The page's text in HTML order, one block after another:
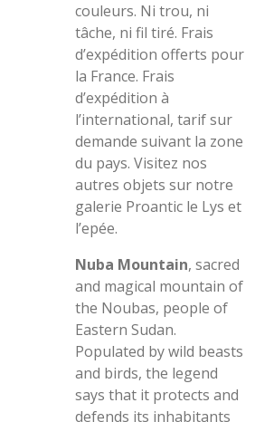
couleurs. Ni trou, ni
tâche, ni fil tiré. Frais
d’expédition offerts pour
la France. Frais
d’expédition à
l’international, tarif sur
demande suivant la zone
du pays. Visitez nos
autres objets sur notre
galerie Proantic le Lys et
l’epée.
Nuba Mountain, sacred
and magical mountain of
the Noubas, people of
Eastern Sudan.
Populated by wild beasts
and birds, the legend
says that it protects and
defends its inhabitants